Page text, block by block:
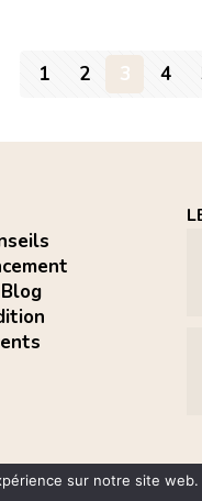
1 2 3 4
légales| RGPD|
sur notre site